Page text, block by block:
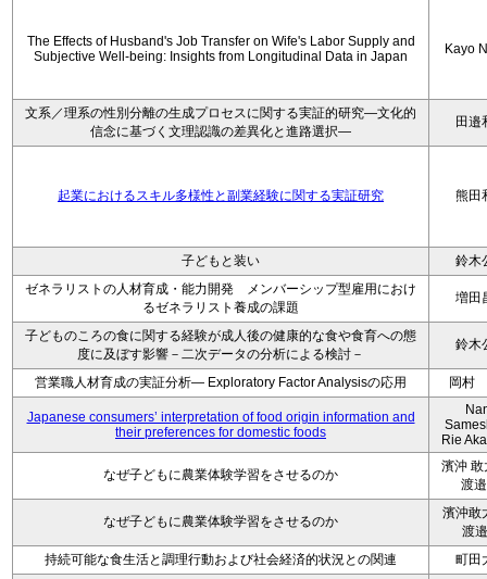
The Effects of Husband's Job Transfer on Wife's Labor Supply and
Subjective Well-being: Insights from Longitudinal Data in Japan
Kayo
文系／理系の性別分離の生成プロセスに関する実証的研究—文化的
信念に基づく文理認識の差異化と進路選択—
田邉
起業におけるスキル多様性と副業経験に関する実証研究 熊田
子どもと装い
鈴木
ゼネラリストの人材育成・能力開発 メンバーシップ型雇用におけ
るゼネラリスト養成の課題
増田
子どものころの食に関する経験が成人後の健康的な食や食育への態
度に及ぼす影響－二次データの分析による検討－
鈴木
営業職人材育成の実証分析― Exploratory Factor Analysisの応用 岡村
Japanese consumers’ interpretation of food origin information and
their preferences for domestic foods
Rie
なぜ子どもに農業体験学習をさせるのか
濱沖 敢
渡
なぜ子どもに農業体験学習をさせるのか
濱沖敢
渡
持続可能な食生活と調理行動および社会経済的状況との関連
町田